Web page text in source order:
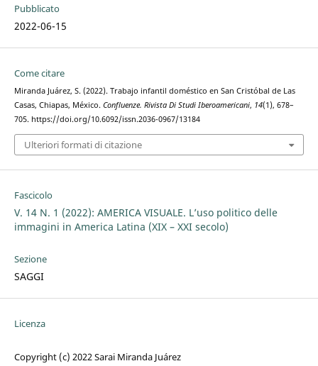
Pubblicato
2022-06-15
Come citare
Miranda Juárez, S. (2022). Trabajo infantil doméstico en San Cristóbal de Las
Casas, Chiapas, México. Confluenze. Rivista Di Studi Iberoamericani, 14(1), 678–
705. https://doi.org/10.6092/issn.2036-0967/13184
Ulteriori formati di citazione
Fascicolo
V. 14 N. 1 (2022): AMERICA VISUALE. L’uso politico delle
immagini in America Latina (XIX – XXI secolo)
Sezione
SAGGI
Licenza
Copyright (c) 2022 Sarai Miranda Juárez